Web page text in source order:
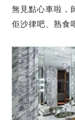
無見點心車啦，
佢沙律吧、熟食